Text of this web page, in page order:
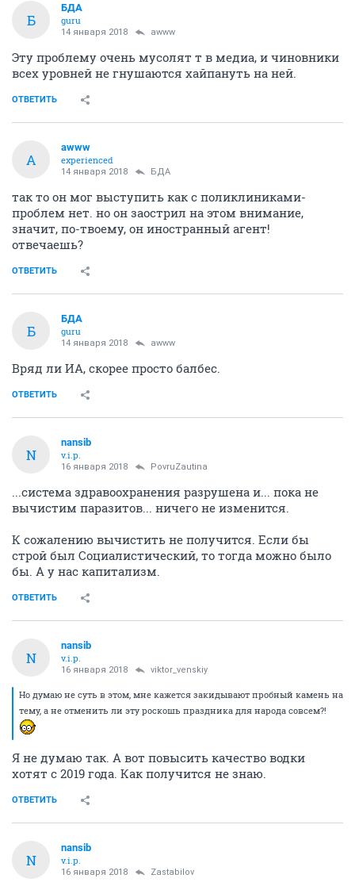
Б
БДА
guru
14 января 2018 awww
Эту проблему очень мусолят т в медиа, и чиновники
всех уровней не гнушаются хайпануть на ней.
ОТВЕТИТЬ
A
awww
experienced
14 января 2018 БДА
так то он мог выступить как с поликлиниками-
проблем нет. но он заострил на этом внимание,
значит, по-твоему, он иностранный агент!
отвечаешь?
ОТВЕТИТЬ
Б
БДА
guru
14 января 2018 awww
Вряд ли ИА, скорее просто балбес.
ОТВЕТИТЬ
N
nansib
v.i.p.
16 января 2018 PovruZautina
...система здравоохранения разрушена и... пока не
вычистим паразитов... ничего не изменится.
К сожалению вычистить не получится. Если бы
строй был Социалистический, то тогда можно было
бы. А у нас капитализм.
ОТВЕТИТЬ
N
nansib
v.i.p.
16 января 2018 viktor_venskiy
Но думаю не суть в этом, мне кажется закидывают пробный камень на
тему, а не отменить ли эту роскошь праздника для народа совсем?!
Я не думаю так. А вот повысить качество водки
хотят с 2019 года. Как получится не знаю.
ОТВЕТИТЬ
N
nansib
v.i.p.
16 января 2018 Zastabilov